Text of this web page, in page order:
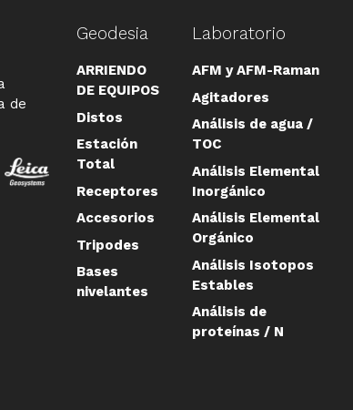
de
Geodesia
ARRIENDO
DE EQUIPOS
Distos
Estación
Total
Receptores
Accesorios
Tripodes
Bases
nivelantes
Laboratorio
AFM y AFM-Raman
Agitadores
Análisis de agua /
TOC
Análisis Elemental
Inorgánico
Análisis Elemental
Orgánico
Análisis Isotopos
Estables
Análisis de
proteínas / N